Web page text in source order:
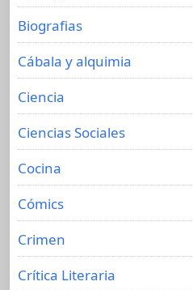
Biografias
Cábala y alquimia
Ciencia
Ciencias Sociales
Cocina
Cómics
Crimen
Crítica Literaria